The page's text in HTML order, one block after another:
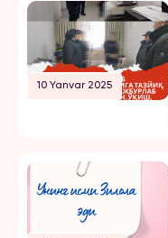
10 Yanvar 2025